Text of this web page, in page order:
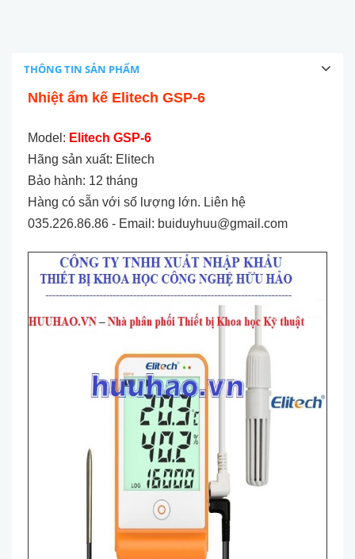
THÔNG TIN SẢN PHẨM
Nhiệt ẩm kế Elitech GSP-6
Model: Elitech GSP-6
Hãng sản xuất: Elitech
Bảo hành: 12 tháng
Hàng có sẵn với số lượng lớn. Liên hệ
035.226.86.86 - Email: buiduyhuu@gmail.com